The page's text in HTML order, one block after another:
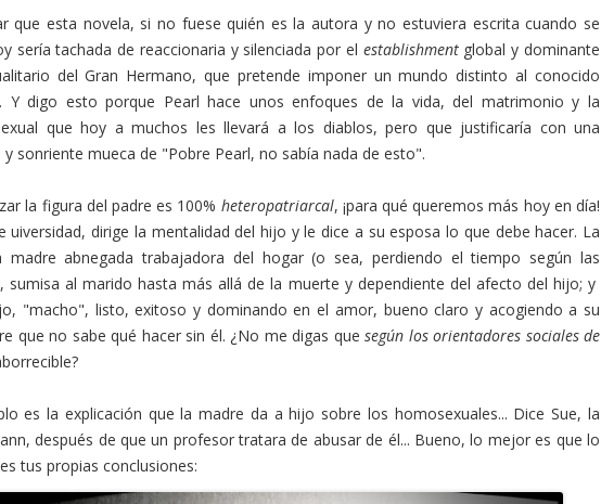
que esta novela, si no fuese quién es la autora y no estuviera escrita cuando se
sería tachada de reaccionaria y silenciada por el establishmentglobal y dominante
del Gran Hermano, que pretende imponer un mundo distinto al conocido
Y digo esto porque Pearl hace unos enfoques de la vida, del matrimonio y la
que hoy a muchos les llevará a los diablos, pero que justificaría con una
sonriente mueca de "Pobre Pearl, no sabía nada de esto".
la figura del padre es 100% heteropatriarcal, ¡para qué queremos más hoy en día!
uiversidad, dirige la mentalidad del hijo y le dice a su esposa lo que debe hacer. La
madre abnegada trabajadora del hogar (o sea, perdiendo el tiempo según las
sumisa al marido hasta más allá de la muerte y dependiente del afecto del hijo; y
"macho", listo, exitoso y dominando en el amor, bueno claro y acogiendo a su
que no sabe qué hacer sin él. ¿No me digas quesegún los orientadores sociales de
es la explicación que la madre da a hijo sobre los homosexuales... Dice Sue, la
después de que un profesor tratara de abusar de él... Bueno, lo mejor es que lo
tus propias conclusiones: